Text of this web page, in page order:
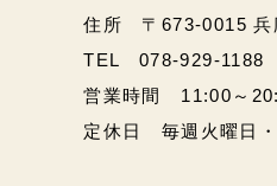
住所 〒673-0015 兵
TEL 078-929-1188
営業時間 11:00～
定休日 毎週火曜日